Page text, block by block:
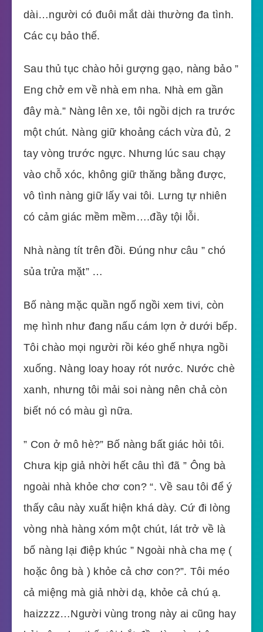
dài…người có đuôi mắt dài thường đa tình.
Các cụ bảo thế.
Sau thủ tục chào hỏi gượng gạo, nàng bảo ”
Eng chở em về nhà em nha. Nhà em gần
đây mà.” Nàng lên xe, tôi ngồi dịch ra trước
một chút. Nàng giữ khoảng cách vừa đủ, 2
tay vòng trước ngực. Nhưng lúc sau chạy
vào chỗ xóc, không giữ thăng bằng được,
vô tình nàng giữ lấy vai tôi. Lưng tự nhiên
có cảm giác mềm mềm….đầy tội lỗi.
Nhà nàng tít trên đồi. Đúng như câu ” chó
sủa trửa mặt” …
Bố nàng mặc quần ngố ngồi xem tivi, còn
mẹ hình như đang nấu cám lợn ở dưới bếp.
Tôi chào mọi người rồi kéo ghế nhựa ngồi
xuống. Nàng loay hoay rót nước. Nước chè
xanh, nhưng tôi mải soi nàng nên chả còn
biết nó có màu gì nữa.
” Con ở mô hè?” Bố nàng bất giác hỏi tôi.
Chưa kịp giả nhời hết câu thì đã ” Ông bà
ngoài nhà khỏe chơ con? “. Về sau tôi để ý
thấy câu này xuất hiện khá dày. Cứ đi lòng
vòng nhà hàng xóm một chút, lát trở về là
bố nàng lại điệp khúc ” Ngoài nhà cha mẹ (
hoặc ông bà ) khỏe cả chơ con?”. Tôi méo
cả miệng mà giả nhời dạ, khỏe cả chú ạ.
haizzzz…Người vùng trong này ai cũng hay